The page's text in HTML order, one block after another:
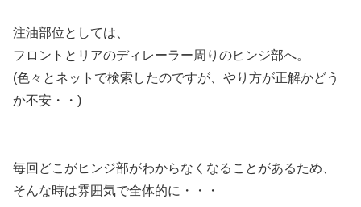
注油部位としては、
フロントとリアのディレーラー周りのヒンジ部へ。
(色々とネットで検索したのですが、やり方が正解かどう
か不安・・)
毎回どこがヒンジ部がわからなくなることがあるため、
そんな時は雰囲気で全体的に・・・